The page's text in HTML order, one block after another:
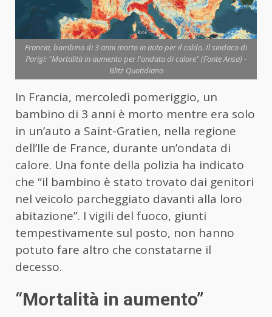
Francia, bambino di 3 anni morto in auto per il caldo. Il sindaco di
Parigi: "Mortalità in aumento per l'ondata di calore" (Fonte Ansa) -
Blitz Quotidiano
In Francia, mercoledì pomeriggio, un
bambino di 3 anni è morto mentre era solo
in un’auto a Saint-Gratien, nella regione
dell’Ile de France, durante un’ondata di
calore. Una fonte della polizia ha indicato
che “il bambino è stato trovato dai genitori
nel veicolo parcheggiato davanti alla loro
abitazione”. I vigili del fuoco, giunti
tempestivamente sul posto, non hanno
potuto fare altro che constatarne il
decesso.
“Mortalità in aumento”